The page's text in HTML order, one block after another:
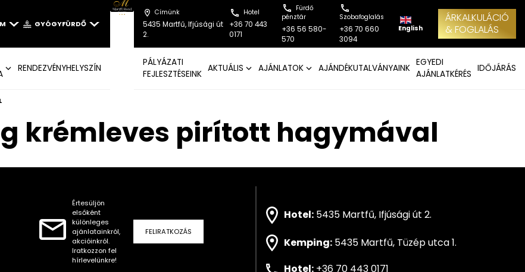
GYÓGYFÜRDŐ
RENDEZVÉNYHELYSZÍN
Címünk
5435 Martfű, Ifjúsági út
2.
Hotel
+36 70 443
0171
Fürdő
pénztár
+36 56 580-
570
Szobafoglalás
+36 70 660
3094
English
ÁRKALKULÁCIÓ
& FOGLALÁS
PÁLYÁZATI
FEJLESZTÉSEINK
AKTUÁLIS AJÁNLATOK AJÁNDÉKUTALVÁNYAINK
EGYEDI
AJÁNLATKÉRÉS
IDŐJÁRÁS
krémleves pirított hagymával
Értesüljön
elsőként
különleges
ajánlatainkról,
akcióinkról.
Iratkozzon fel
hírlevelünkre!
FELIRATKOZÁS
Hotel: 5435 Martfű, Ifjúsági út 2.
Kemping: 5435 Martfű, Tüzép utca 1.
Hotel: +36 70 443 0171